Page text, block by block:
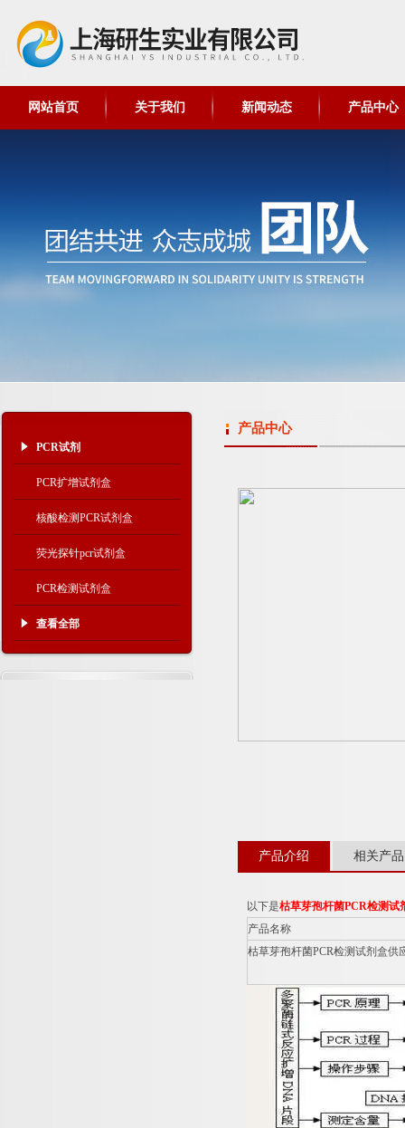
网站首页 关于我们 新闻动态 产品中心
PCR试剂
PCR扩增试剂盒
核酸检测PCR试剂盒
荧光探针pcr试剂盒
PCR检测试剂盒
查看全部
产品中心
产品介绍 相关产品
以下是枯草芽孢杆菌PCR检测试
产品名称
枯草芽孢杆菌PCR检测试剂盒供